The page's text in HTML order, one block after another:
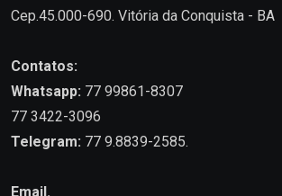
Cep.45.000-690. Vitória da Conquista - BA
Contatos:
Whatsapp: 77 99861-8307
77 3422-3096
Telegram: 77 9.8839-2585.
Email.